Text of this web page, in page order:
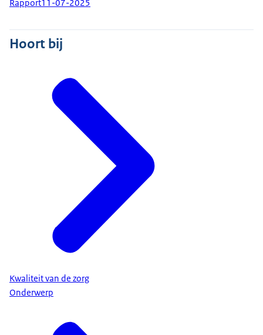
Rapport11-07-2025
Hoort bij
Kwaliteit van de zorg
Onderwerp